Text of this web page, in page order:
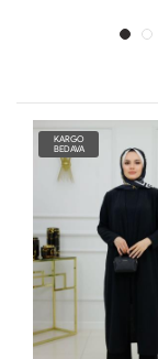
KARGO
BEDAVA